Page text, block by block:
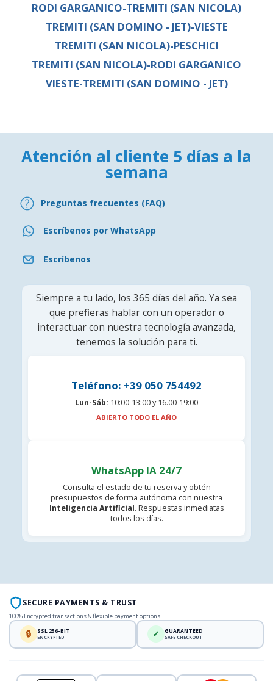
RODI GARGANICO-TREMITI (SAN NICOLA)
TREMITI (SAN DOMINO - JET)-VIESTE
TREMITI (SAN NICOLA)-PESCHICI
TREMITI (SAN NICOLA)-RODI GARGANICO
VIESTE-TREMITI (SAN DOMINO - JET)
Atención al cliente 5 días a la
semana
Preguntas frecuentes (FAQ)
Escríbenos por WhatsApp
Escríbenos
Siempre a tu lado, los 365 días del año. Ya sea
que prefieras hablar con un operador o
interactuar con nuestra tecnología avanzada,
tenemos la solución para ti.
Teléfono: +39 050 754492
Lun-Sáb: 10:00-13:00 y 16.00-19:00
ABIERTO TODO EL AÑO
WhatsApp IA 24/7
Consulta el estado de tu reserva y obtén
presupuestos de forma autónoma con nuestra
Inteligencia Artificial. Respuestas inmediatas
todos los días.
SECURE PAYMENTS & TRUST
100% Encrypted transactions & flexible payment options
🔒 SSL 256-BIT
ENCRYPTED ✓ GUARANTEED
SAFE CHECKOUT